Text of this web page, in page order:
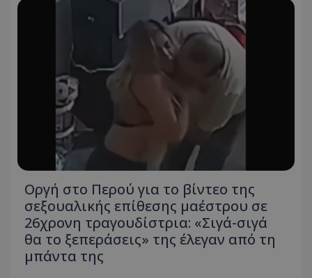
Οργή στο Περού για το βίντεο της
σεξουαλικής επίθεσης μαέστρου σε
26χρονη τραγουδίστρια: «Σιγά-σιγά
θα το ξεπεράσεις» της έλεγαν από τη
μπάντα της